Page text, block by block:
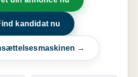
kandidat nu
→